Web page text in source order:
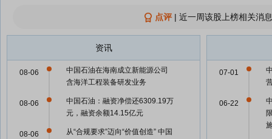
点评| 近一周该股上榜相关消
资讯
中国石油在海南成立新能源公司
含海洋工程装备研发业务
08-06
中国石油：融资净偿还6309.19万
元，融资余额14.15亿元
08-06
从“合规要求”迈向“价值创造” 中国
08-06
07-01
06-22